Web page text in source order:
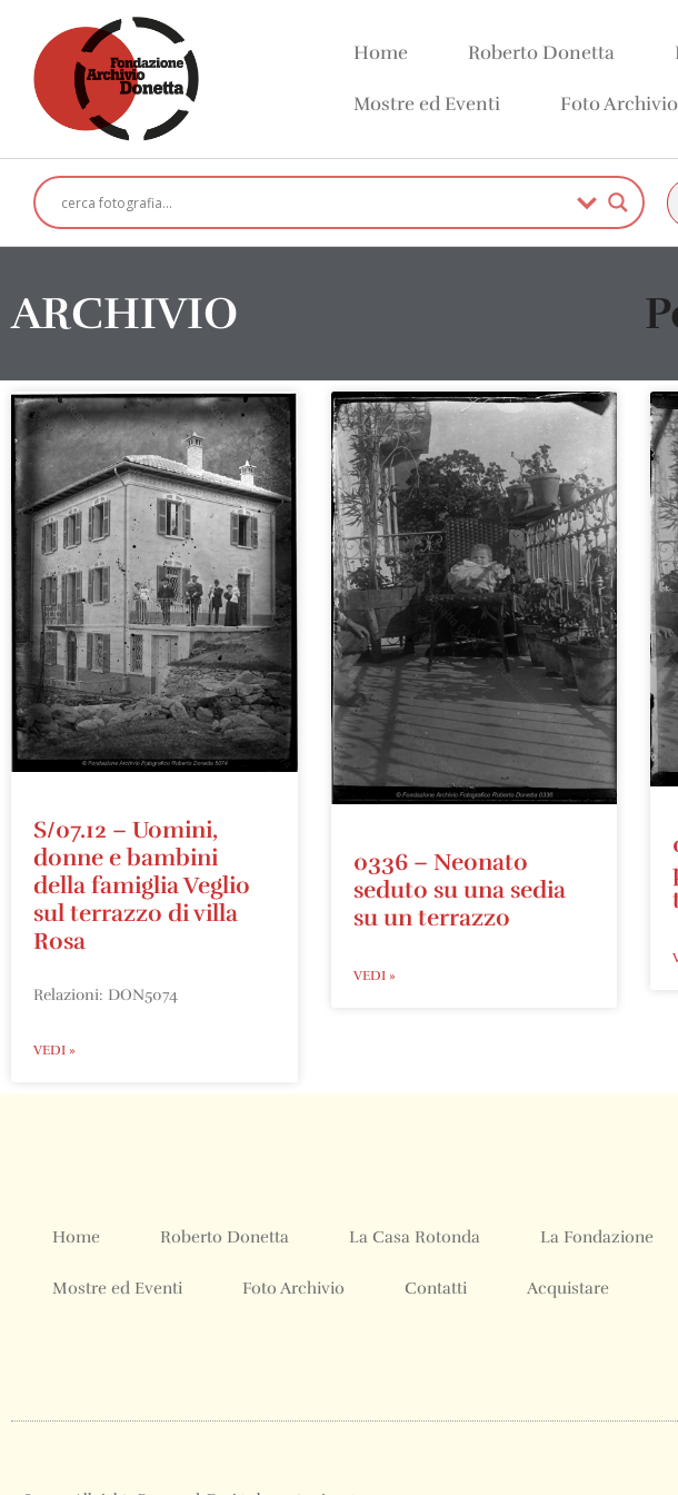
Home Roberto Donetta
Mostre ed Eventi Foto Archivio
ARCHIVIO
S/07.12 – Uomini,
donne e bambini
della famiglia Veglio
sul terrazzo di villa
Rosa
Relazioni: DON5074
VEDI »
0336 – Neonato
seduto su una sedia
su un terrazzo
VEDI »
Home Roberto Donetta La Casa Rotonda La Fondazione
Mostre ed Eventi Foto Archivio Contatti Acquistare